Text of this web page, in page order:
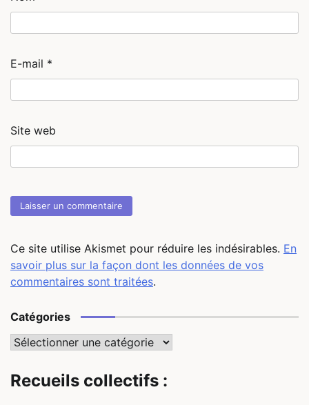
E-mail *
Site web
Ce site utilise Akismet pour réduire les indésirables. En
savoir plus sur la façon dont les données de vos
commentaires sont traitées.
Catégories
Catégories
Recueils collectifs :